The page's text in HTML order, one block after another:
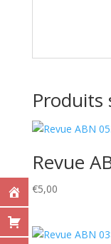
Produits
Revue
€5,00